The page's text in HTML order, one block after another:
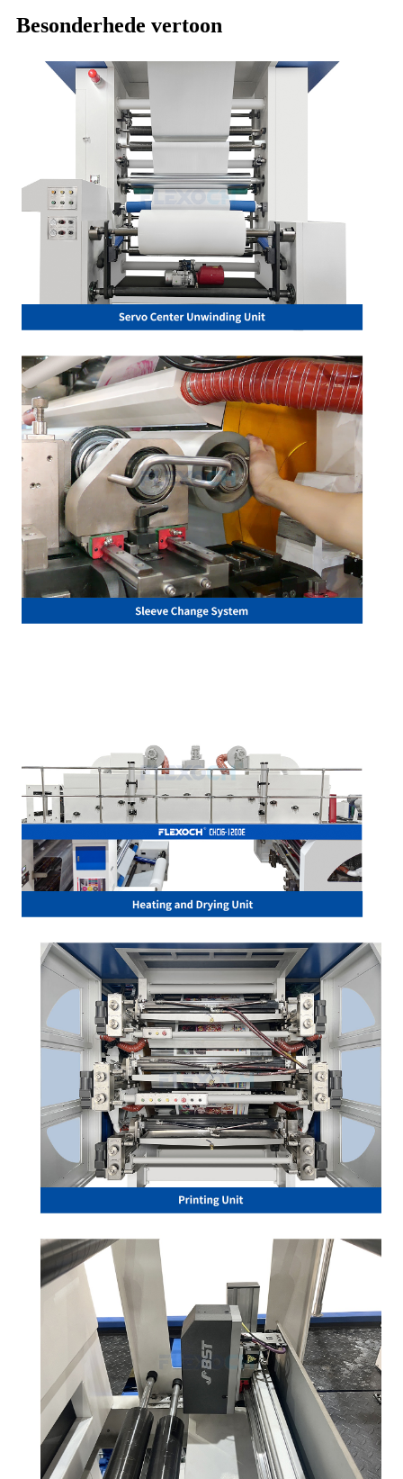
Besonderhede vertoon